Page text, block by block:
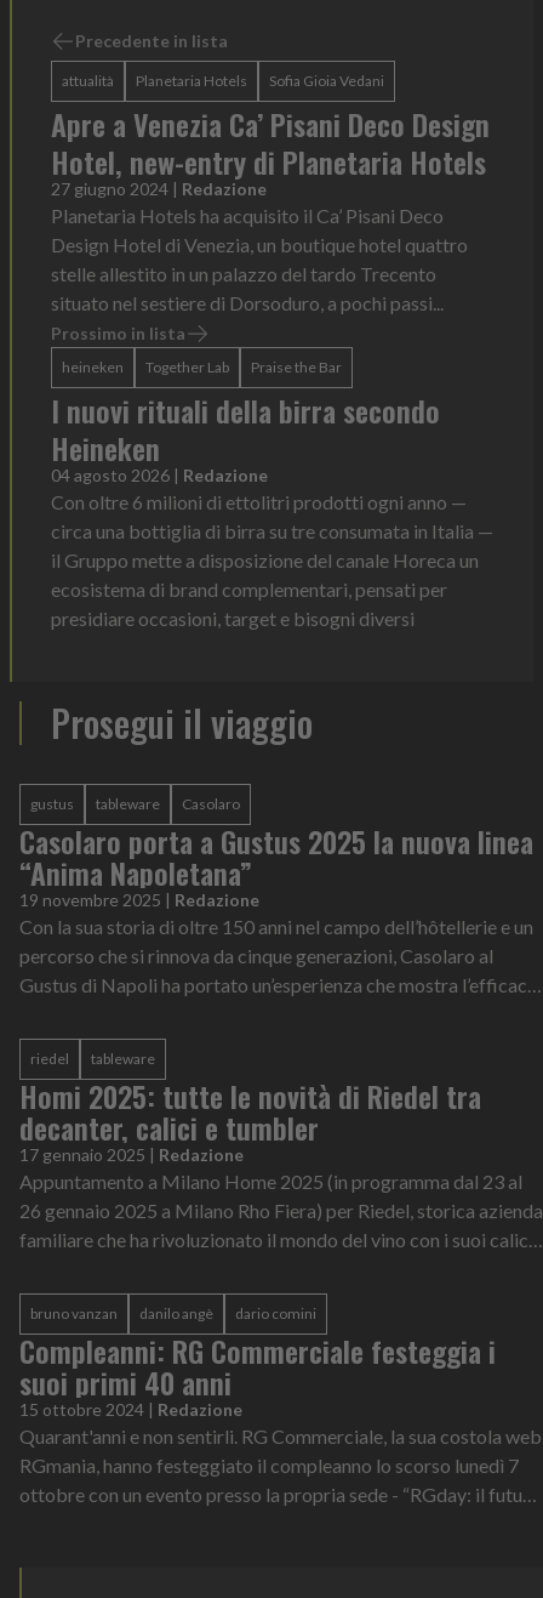
Precedente in lista
attualità Planetaria Hotels Sofia Gioia Vedani
Apre a Venezia Ca’ Pisani Deco Design
Hotel, new-entry di Planetaria Hotels
27 giugno 2024 | Redazione
Planetaria Hotels ha acquisito il Ca’ Pisani Deco
Design Hotel di Venezia, un boutique hotel quattro
stelle allestito in un palazzo del tardo Trecento
situato nel sestiere di Dorsoduro, a pochi passi...
Prossimo in lista
heineken Together Lab Praise the Bar
I nuovi rituali della birra secondo
Heineken
04 agosto 2026 | Redazione
Con oltre 6 milioni di ettolitri prodotti ogni anno —
circa una bottiglia di birra su tre consumata in Italia —
il Gruppo mette a disposizione del canale Horeca un
ecosistema di brand complementari, pensati per
presidiare occasioni, target e bisogni diversi
Prosegui il viaggio
gustus tableware Casolaro
Casolaro porta a Gustus 2025 la nuova linea
“Anima Napoletana”
19 novembre 2025 | Redazione
Con la sua storia di oltre 150 anni nel campo dell’hôtellerie e un
percorso che si rinnova da cinque generazioni, Casolaro al
Gustus di Napoli ha portato un’esperienza che mostra l’efficacia
riedel tableware
Homi 2025: tutte le novità di Riedel tra
decanter, calici e tumbler
17 gennaio 2025 | Redazione
Appuntamento a Milano Home 2025 (in programma dal 23 al
26 gennaio 2025 a Milano Rho Fiera) per Riedel, storica azienda
familiare che ha rivoluzionato il mondo del vino con i suoi calici
bruno vanzan danilo angè dario comini
Compleanni: RG Commerciale festeggia i
suoi primi 40 anni
15 ottobre 2024 | Redazione
Quarant'anni e non sentirli. RG Commerciale, la sua costola web
RGmania, hanno festeggiato il compleanno lo scorso lunedì 7
ottobre con un evento presso la propria sede - “RGday: il futuro